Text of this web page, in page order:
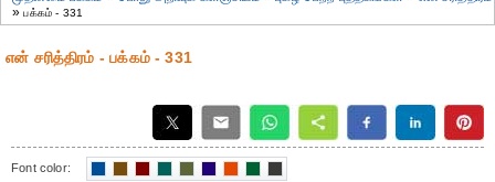
»பக்கம் - 331
என் சரித்திரம் - பக்கம் - 331
Font color: